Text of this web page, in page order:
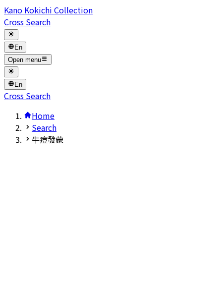
Kano Kokichi Collection
Cross Search
En
Open menu
En
Cross Search
Home
Search
牛痘發蒙